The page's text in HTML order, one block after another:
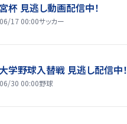
杯 見逃し動画配信中！
17 00:00サッカー
学野球入替戦 見逃し配信中！
30 00:00野球